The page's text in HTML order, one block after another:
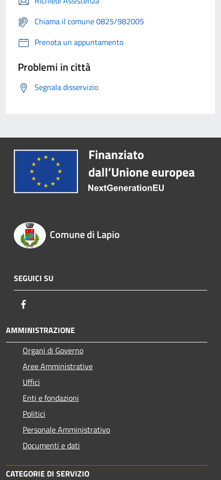
Chiama il comune 0825/982005
Prenota un appuntamento
Problemi in città
Segnala disservizio
Comune di Lapio
SEGUICI SU
AMMINISTRAZIONE
Organi di Governo
Aree Amministrative
Uffici
Enti e fondazioni
Politici
Personale Amministrativo
Documenti e dati
CATEGORIE DI SERVIZIO